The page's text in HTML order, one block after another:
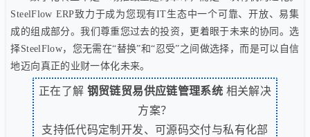
SteelFlow ERP致力于成为您现有IT生态中一个可靠、开放、易集
成的组成部分。我们尊重您过去的投资，更着眼于未来的协同。选
择SteelFlow，您无需在“替换”和“忍受”之间做选择，而是可以自信
地迈向真正的业财一体化未来。
正在了解 钢贸链贸易供应链管理系统 相关解决
方案？
支持低代码定制开发、可源码交付与私有化部